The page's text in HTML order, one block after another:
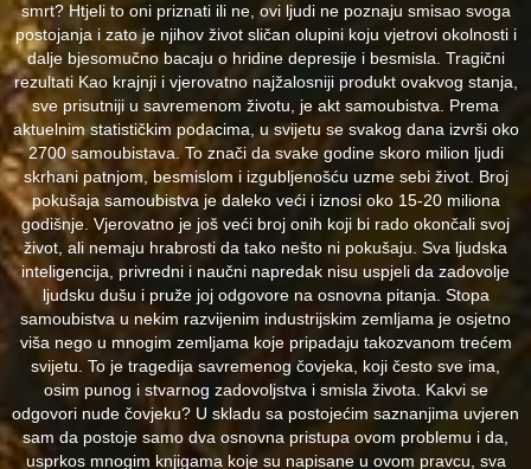
smrt? Htjeli to oni priznati ili ne, ovi ljudi ne poznaju smisao svoga
postojanja i zato je njihov život sličan olupini koju vjetrovi okolnosti i
dalje bjesomučno bacaju o hridine depresije i besmisla. Tragični
rezultati Kao krajnji i vjerovatno najžalosniji produkt ovakvog stanja,
sve prisutniji u savremenom životu, je akt samoubistva. Prema
aktuelnim statističkim podacima, u svijetu se svakog dana izvrši oko
2700 samoubistava. To znači da svake godine skoro milion ljudi
skrhani patnjom, besmislom i izgubljenošću uzme sebi život. Broj
pokušaja samoubistva je daleko veći i iznosi oko 15-20 miliona
godišnje. Vjerovatno je još veći broj onih koji bi rado okončali svoj
život, ali nemaju hrabrosti da tako nešto ni pokušaju. Sva ljudska
inteligencija, privredni i naučni napredak nisu uspjeli da zadovolje
ljudsku dušu i pruže joj odgovore na osnovna pitanja. Stopa
samoubistva u nekim razvijenim industrijskim zemljama je osjetno
viša nego u mnogim zemljama koje pripadaju takozvanom trećem
svijetu. To je tragedija savremenog čovjeka, koji često sve ima,
osim punog i stvarnog zadovoljstva i smisla života. Kakvi se
odgovori nude čovjeku? U skladu sa postojećim saznanjima uvjeren
sam da postoje samo dva osnovna pristupa ovom problemu i da,
usprkos mnogim knjigama koje su napisane u ovom pravcu, sva